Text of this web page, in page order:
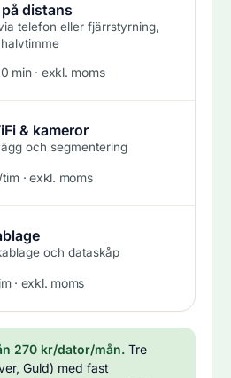
distans
telefon eller fjärrstyrning,
min · exkl. moms
& kameror
och segmentering
/tim · exkl. moms
och dataskåp
· exkl. moms
270 kr/dator/mån. Tre
Guld) med fast